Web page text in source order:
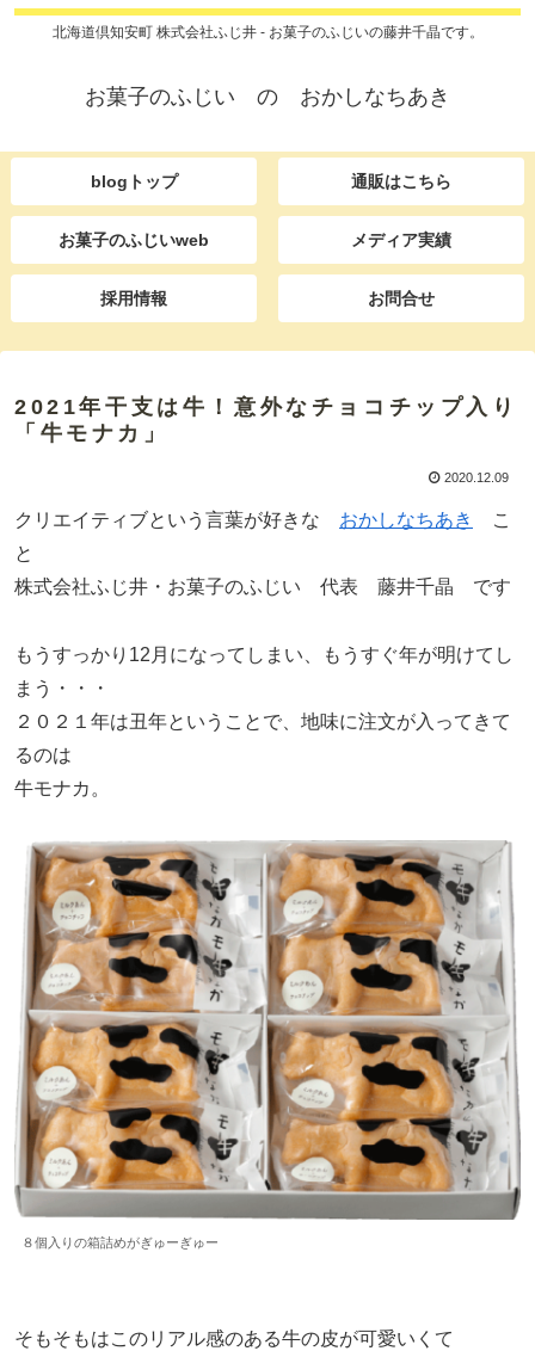
北海道倶知安町 株式会社ふじ井 - お菓子のふじいの藤井千晶です。
お菓子のふじい の おかしなちあき
blogトップ 通販はこちら
お菓子のふじいweb メディア実績
採用情報 お問合せ
2021年干支は牛！意外なチョコチップ入り
「牛モナカ」
2020.12.09
クリエイティブという言葉が好きな おかしなちあき
こ
と
株式会社ふじ井・お菓子のふじい 代表 藤井千晶 です
もうすっかり12月になってしまい、もうすぐ年が明けてし
まう・・・
２０２１年は丑年ということで、地味に注文が入ってきて
るのは
牛モナカ。
８個入りの箱詰めがぎゅーぎゅー
そもそもはこのリアル感のある牛の皮が可愛いくて